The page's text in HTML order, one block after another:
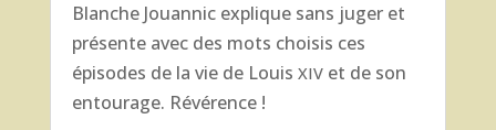
Blanche Jouannic explique sans juger et
présente avec des mots choisis ces
épisodes de la vie de Louis XIVet de son
entourage. Révérence !